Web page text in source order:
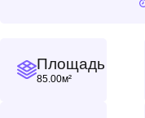
Площадь
85.00м²